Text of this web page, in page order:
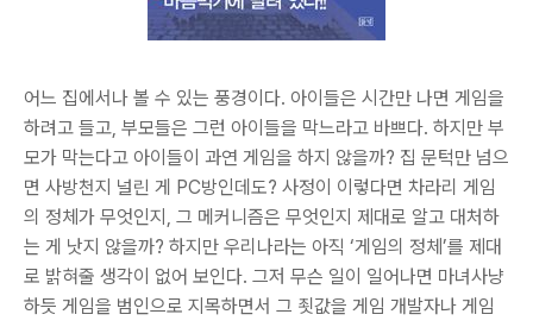
어느 집에서나 볼 수 있는 풍경이다. 아이들은 시간만 나면 게임을
하려고 들고, 부모들은 그런 아이들을 막느라고 바쁘다. 하지만 부
모가 막는다고 아이들이 과연 게임을 하지 않을까? 집 문턱만 넘으
면 사방천지 널린 게 PC방인데도? 사정이 이렇다면 차라리 게임
의 정체가 무엇인지, 그 메커니즘은 무엇인지 제대로 알고 대처하
는 게 낫지 않을까? 하지만 우리나라는 아직 ‘게임의 정체’를 제대
로 밝혀줄 생각이 없어 보인다. 그저 무슨 일이 일어나면 마녀사냥
하듯 게임을 범인으로 지목하면서 그 죗값을 게임 개발자나 게임